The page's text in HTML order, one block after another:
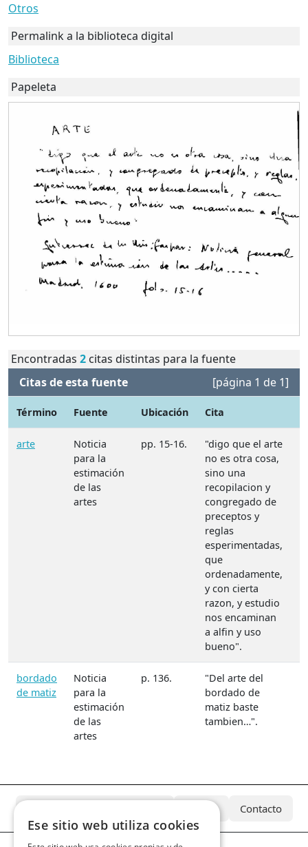
Otros
Permalink a la biblioteca digital
Biblioteca
Papeleta
Encontradas 2 citas distintas para la fuente
Citas de esta fuente
[página 1 de 1]
Término Fuente Ubicación Cita
arte
Noticia
para la
estimación
de las
artes
pp. 15-16.
"digo que el arte
no es otra cosa,
sino una
recopilacion y
congregado de
preceptos y
reglas
esperimentadas,
que
ordenadamente,
y con cierta
razon, y estudio
nos encaminan
a alfin y uso
bueno".
bordado
de matiz
Noticia
para la
estimación
de las
artes
p. 136.
"Del arte del
bordado de
matiz baste
tambien…".
Equipo Contacto
Ese sitio web utiliza cookies